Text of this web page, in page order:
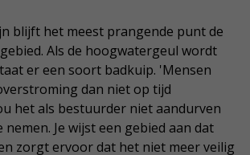
blijft het meest prangende punt de
Als de hoogwatergeul wordt
er een soort badkuip. 'Mensen
dan niet op tijd
het als bestuurder niet aandurven
Je wijst een gebied aan dat
zorgt ervoor dat het niet meer veilig